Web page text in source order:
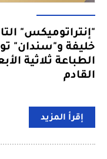
"إنتراتوميكس"
خليفة و"سندان"
الطباعة ثلاثية
القادم
إقرأ المزيد